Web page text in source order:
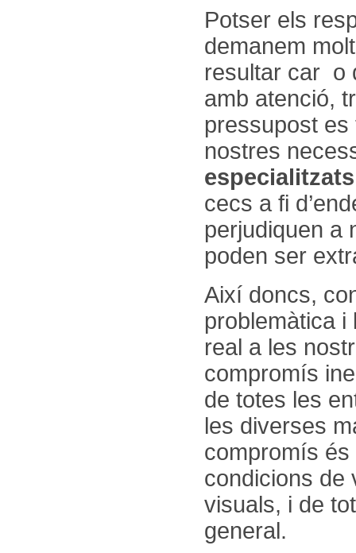
Potser els
demanem
resultar car o
amb atenció,
pressupost
nostres
cecs a fi
perjudiquen a
poden ser
Així doncs,
problemàtica i
real a les
compromís
de totes les
les diverses
compromís és
condicions de
visuals, i de
general.